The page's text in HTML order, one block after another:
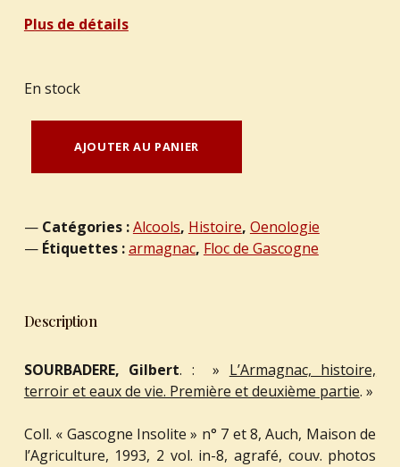
Plus de détails
En stock
AJOUTER AU PANIER
Catégories :Alcools, Histoire, Oenologie
Étiquettes :armagnac, Floc de Gascogne
Description
SOURBADERE, Gilbert. : » L’Armagnac, histoire,
terroir et eaux de vie. Première et deuxième partie. »
Coll. « Gascogne Insolite » n° 7 et 8, Auch, Maison de
l’Agriculture, 1993, 2 vol. in-8, agrafé, couv. photos